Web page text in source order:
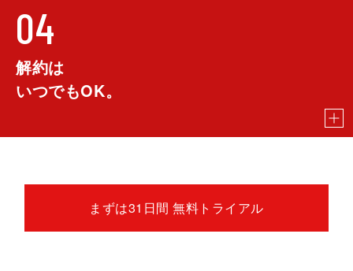
04
解約は
いつでもOK。
まずは31日間 無料トライアル